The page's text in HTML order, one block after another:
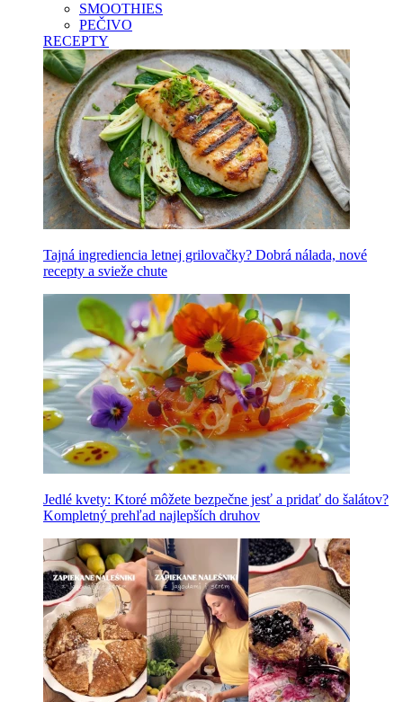
SMOOTHIES
PEČIVO
RECEPTY
Tajná ingrediencia letnej grilovačky? Dobrá nálada, nové
recepty a svieže chute
Jedlé kvety: Ktoré môžete bezpečne jesť a pridať do šalátov?
Kompletný prehľad najlepších druhov